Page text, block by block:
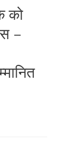
को
–